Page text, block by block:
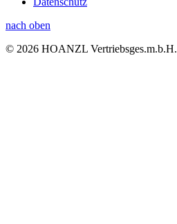
nach oben
© 2026 HOANZL Vertriebsges.m.b.H.